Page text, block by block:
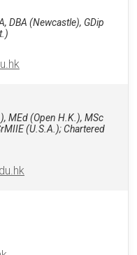
DBA (Newcastle), GDip
MEd (Open H.K.), MSc
(U.S.A.); Chartered